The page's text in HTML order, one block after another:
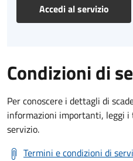
Accedi al servizio
Condizioni di
Per conoscere i dettagli di
informazioni importanti, leggi
servizio.
Termini e condizioni di